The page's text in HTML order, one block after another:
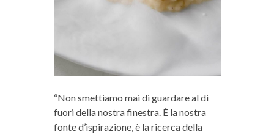
“Non smettiamo mai di guardare al di
fuori della nostra finestra. È la nostra
fonte d’ispirazione, è la ricerca della